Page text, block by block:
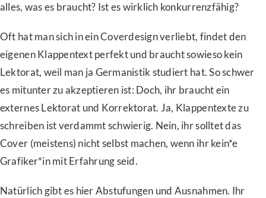
alles, was es braucht? Ist es wirklich konkurrenzfähig?
Oft hat man sich in ein Coverdesign verliebt, findet den
eigenen Klappentext perfekt und braucht sowieso kein
Lektorat, weil man ja Germanistik studiert hat. So schwer
es mitunter zu akzeptieren ist: Doch, ihr braucht ein
externes Lektorat und Korrektorat. Ja, Klappentexte zu
schreiben ist verdammt schwierig. Nein, ihr solltet das
Cover (meistens) nicht selbst machen, wenn ihr kein*e
Grafiker*in mit Erfahrung seid.
Natürlich gibt es hier Abstufungen und Ausnahmen. Ihr